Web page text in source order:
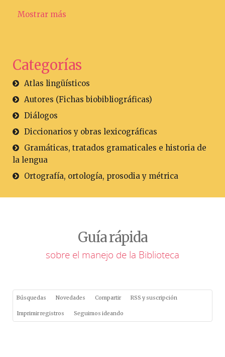
Mostrar más
Categorías
Atlas lingüísticos
Autores (Fichas biobibliográficas)
Diálogos
Diccionarios y obras lexicográficas
Gramáticas, tratados gramaticales e historia de
la lengua
Ortografía, ortología, prosodia y métrica
Guía rápida
sobre el manejo de la Biblioteca
Búsquedas Novedades Compartir RSS y suscripción
Imprimir registros Seguimos ideando